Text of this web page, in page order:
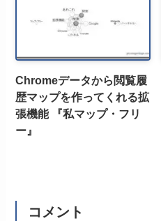
Chromeデータから閲覧履
歴マップを作ってくれる拡
張機能 『私マップ・フリ
ー』
コメント